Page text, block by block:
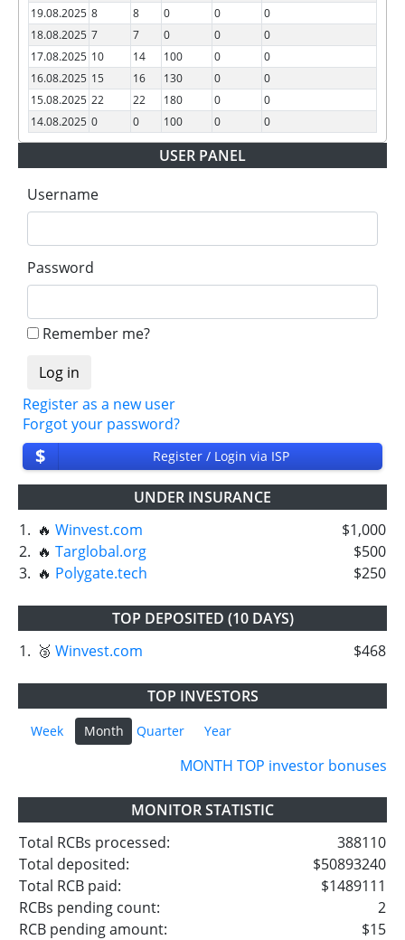
19.08.2025 8 8 0 0
0
18.08.2025 7 7 0 0
0
17.08.2025 10 14 100 0
0
16.08.2025 15 16 130 0
0
15.08.2025 22 22 180 0
0
14.08.2025 0 0 100 0 0
USER PANEL
Username
Password
Remember me?
Register as a new user
Forgot your password?
$ Register / Login via ISP
UNDER INSURANCE
1. 🔥 Winvest.com
$1,000
2. 🔥 Targlobal.org
$500
3. 🔥 Polygate.tech $250
TOP DEPOSITED (10 DAYS)
1. 🥉 Winvest.com $468
TOP INVESTORS
Week Month Quarter Year
MONTH TOP investor bonuses
MONITOR STATISTIC
Total RCBs processed:
388110
Total deposited:
$50893240
Total RCB paid:
$1489111
RCBs pending count:
2
RCB pending amount:
$15